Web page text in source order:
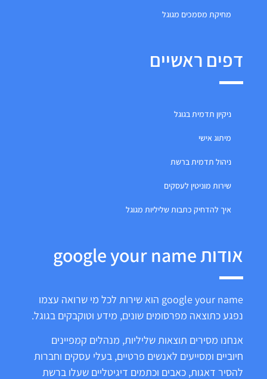
מחיקת מסמכים מגוגל
דפים ראשיים
ניקיון תדמית בגוגל
מיתוג אישי
ניהול תדמית ברשת
שירות מוניטין לעסקים
איך להדחיק כתבות שליליות מגוגל
אודות google your name
google your name הוא שירות לכל מי שרואה עצמו
נפגע כתוצאה מפרסומים שונים, מידע וטוקבקים בגוגל.
אנחנו מסירים תוצאות שליליות, מנהלים קמפיינים
חיוביים ומסייעים לאנשים פרטיים, בעלי עסקים וחברות
להסיר דאגות, כאבים וכתמים דיגיטליים שעלו ברשת